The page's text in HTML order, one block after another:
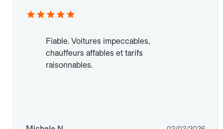
Fiable. Voitures impeccables,
chauffeurs affables et tarifs
raisonnables.